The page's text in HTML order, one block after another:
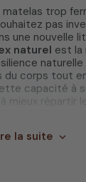
trop
pas
une nouvelle
naturel est la
naturelle
du corps tout
capacité à
mieux répartir
la suite expand_more